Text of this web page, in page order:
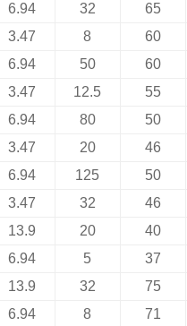
6.94 32 65
3.47 8 60
6.94 50 60
3.47 12.5 55
6.94 80 50
3.47 20 46
6.94 125 50
3.47 32 46
13.9 20 40
6.94 5 37
13.9 32 75
6.94 8 71